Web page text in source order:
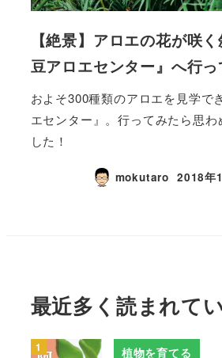
【絶景】アロエの花が咲
豆アロエセンター』へ行っ
およそ300種類のアロエを見学で
エセンター』。行ってみたら思わ
した！
mokutaro 2018年
最近多く読まれて
植物を育てる